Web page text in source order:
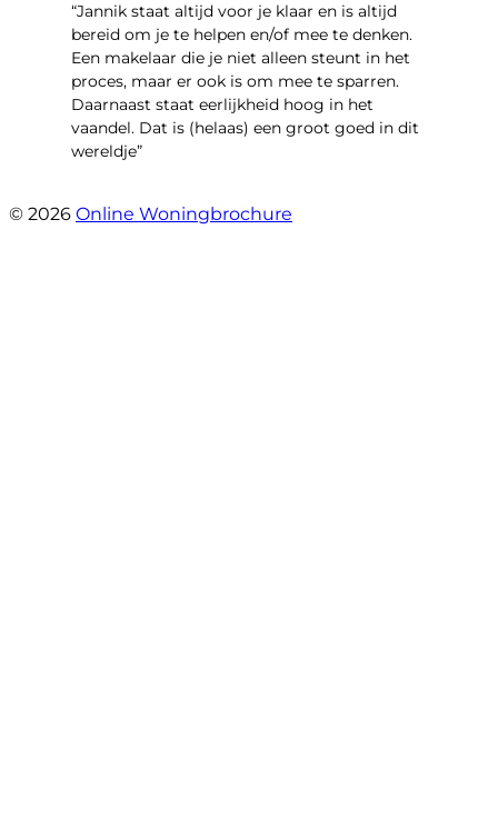
“Jannik staat altijd voor je klaar en is altijd
bereid om je te helpen en/of mee te denken.
Een makelaar die je niet alleen steunt in het
proces, maar er ook is om mee te sparren.
Daarnaast staat eerlijkheid hoog in het
vaandel. Dat is (helaas) een groot goed in dit
wereldje”
© 2026 Online Woningbrochure